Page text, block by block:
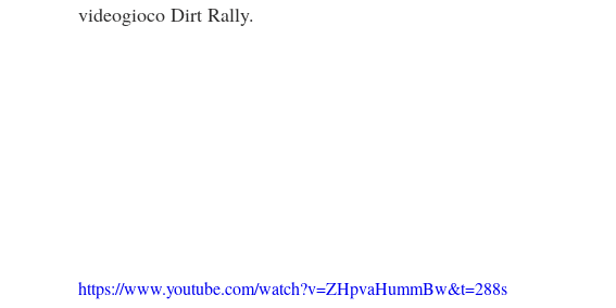
videogioco Dirt Rally.
https://www.youtube.com/watch?v=ZHpvaHummBw&t=288s